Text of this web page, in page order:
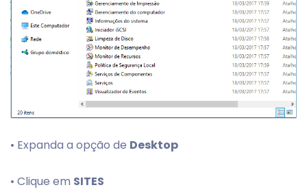
• Expanda a opção de Desktop
• Clique em SITES